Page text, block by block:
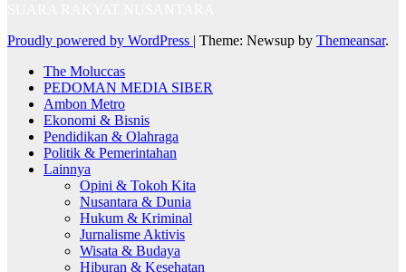
Proudly powered by WordPress | Theme: Newsup by Themeansar.
The Moluccas
PEDOMAN MEDIA SIBER
Ambon Metro
Ekonomi & Bisnis
Pendidikan & Olahraga
Politik & Pemerintahan
Lainnya
Opini & Tokoh Kita
Nusantara & Dunia
Hukum & Kriminal
Jurnalisme Aktivis
Wisata & Budaya
Hiburan & Kesehatan